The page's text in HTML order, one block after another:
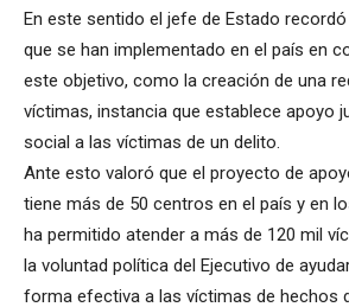
En este sentido el jefe de Estado
que se han implementado en el país en
este objetivo, como la creación de una
víctimas, instancia que establece apoyo
social a las víctimas de un delito.
Ante esto valoró que el proyecto de
tiene más de 50 centros en el país y en
ha permitido atender a más de 120 mil
la voluntad política del Ejecutivo de
forma efectiva a las víctimas de hechos